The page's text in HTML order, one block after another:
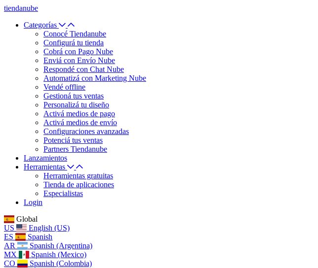
tiendanube
Categorías
Conocé Tiendanube
Configurá tu tienda
Cobrá con Pago Nube
Enviá con Envío Nube
Respondé con Chat Nube
Automatizá con Marketing Nube
Vendé offline
Gestioná tus ventas
Personalizá tu diseño
Activá medios de pago
Activá medios de envío
Configuraciones avanzadas
Potenciá tus ventas
Partners Tiendanube
Lanzamientos
Herramientas
Herramientas gratuitas
Tienda de aplicaciones
Especialistas
Login
Global
US
English (US)
ES
Spanish
AR
Spanish (Argentina)
MX
Spanish (Mexico)
CO
Spanish (Colombia)